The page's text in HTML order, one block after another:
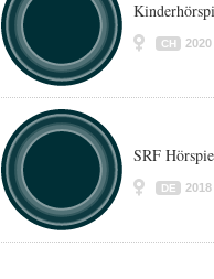
CH 2020
SRF
DE 2018